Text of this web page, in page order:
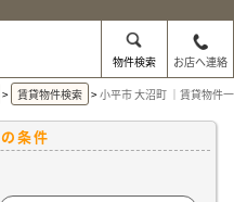
物件検索
お店へ連絡
賃貸物件検索 小平市 大沼町 ｜賃貸物件
条件